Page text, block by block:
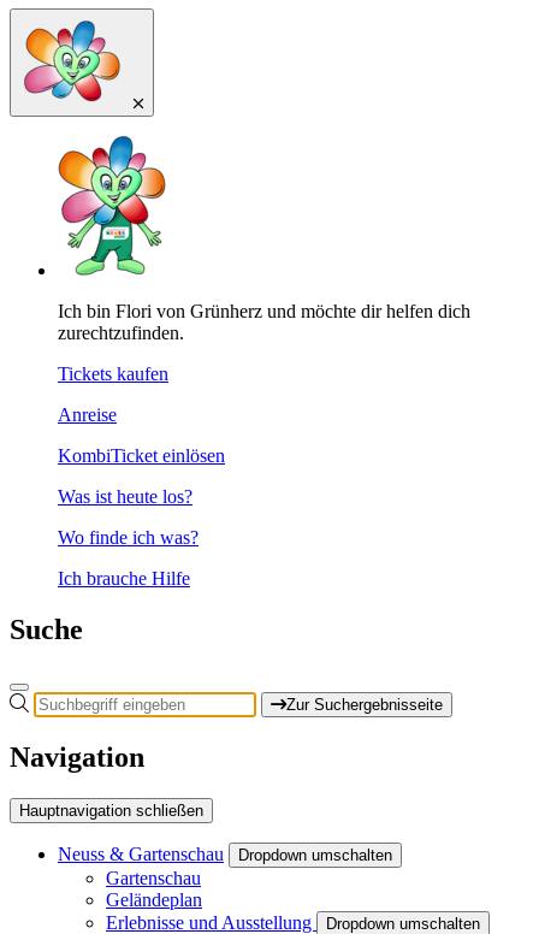
Ich bin Flori von Grünherz und möchte dir helfen dich
zurechtzufinden.
Tickets kaufen
Anreise
KombiTicket einlösen
Was ist heute los?
Wo finde ich was?
Ich brauche Hilfe
Suche
Zur Suchergebnisseite
Navigation
Hauptnavigation schließen
Neuss & Gartenschau Dropdown umschalten
Gartenschau
Geländeplan
Erlebnisse und Ausstellung
Dropdown umschalten